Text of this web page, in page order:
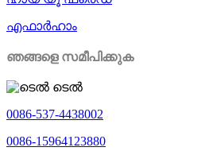
എഫാർഹാം
ഞങ്ങളെ സമീപിക്കുക
ടെൽ
0086-537-4438002
0086-15964123880